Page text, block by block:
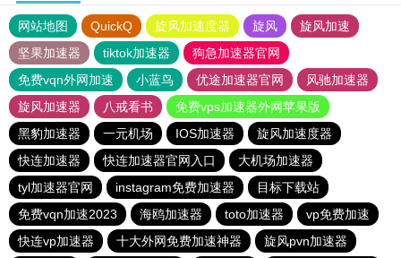
网站地图 QuickQ 旋风加速度器 旋风
旋风加速
坚果加速器
tiktok加速器
狗急加速器官网
免费vqn外网加速
小蓝鸟 优途加速器官网
风驰加速器
旋风加速器
八戒看书
免费vps加速器外网苹果版
黑豹加速器
一元机场 IOS加速器
旋风加速度器
快连加速器
快连加速器官网入口
大机场加速器
tyl加速器官网
instagram免费加速器
目标下载站
免费vqn加速2023
海鸥加速器 toto加速器
vp免费加速
快连vp加速器
十大外网免费加速神器
旋风pvn加速器